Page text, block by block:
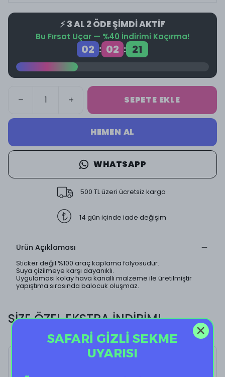
⚡ 3 AL 2 ÖDE ŞİMDİ AKTİF
Bu Fırsat Uçar — %40 İndirimi Kaçırma!
02 : 02 : 20
SEPETE EKLE
HEMEN AL
WHATSAPP
500 TL üzeri ücretsiz kargo
14 gün içinde iade değişim
Ürün Açıklaması
Sticker değil %100 araç kaplama folyosudur.
Suya çizilmeye karşı dayanıklı.
Uygulaması kolay hava kanallı malzeme ile üretilmiştir
yapıştıma sırasında balocuk oluşmaz.
SİZE ÖZEL EKSTRA İNDİRİM!
SAFARİ GİZLİ SEKME
UYARISI